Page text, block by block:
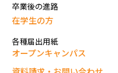
卒業後の進路
在学生の方
各種届出用紙
オープンキャンパス